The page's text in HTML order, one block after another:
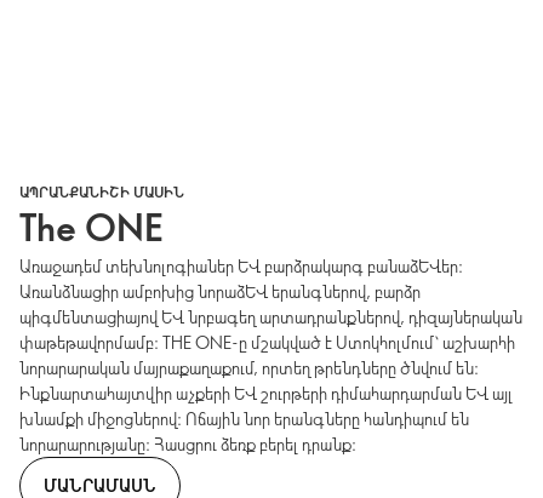
ԱՊՐԱՆՔԱՆԻՇԻ ՄԱՍԻՆ
The ONE
Առաջադեմ տեխնոլոգիաներ և բարձրակարգ բանաձևեր։
Առանձնացիր ամբոխից նորաձև երանգներով, բարձր
պիգմենտացիայով և նրբագեղ արտադրանքներով, դիզայներական
փաթեթավորմամբ։ THE ONE-ը մշակված է Ստոկհոլմում՝ աշխարհի
նորարարական մայրաքաղաքում, որտեղ թրենդները ծնվում են։
Ինքնարտահայտվիր աչքերի և շուրթերի դիմահարդարման և այլ
խնամքի միջոցներով։ Ոճային նոր երանգները հանդիպում են
նորարարությանը։ Հասցրու ձեռք բերել դրանք։
ՄԱՆՐԱՄԱՍՆ